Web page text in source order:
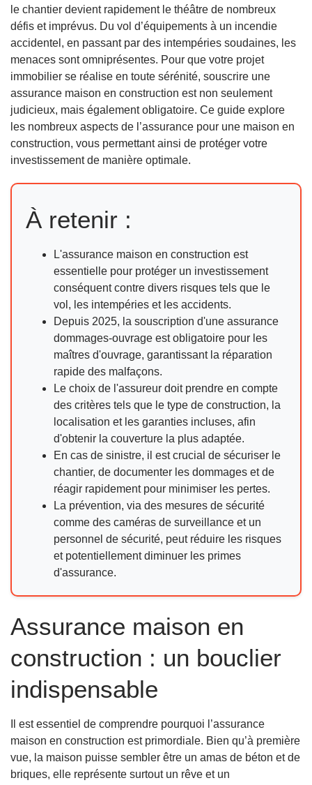
le chantier devient rapidement le théâtre de nombreux
défis et imprévus. Du vol d’équipements à un incendie
accidentel, en passant par des intempéries soudaines, les
menaces sont omniprésentes. Pour que votre projet
immobilier se réalise en toute sérénité, souscrire une
assurance maison en construction est non seulement
judicieux, mais également obligatoire. Ce guide explore
les nombreux aspects de l’assurance pour une maison en
construction, vous permettant ainsi de protéger votre
investissement de manière optimale.
À retenir :
L'assurance maison en construction est
essentielle pour protéger un investissement
conséquent contre divers risques tels que le
vol, les intempéries et les accidents.
Depuis 2025, la souscription d'une assurance
dommages-ouvrage est obligatoire pour les
maîtres d'ouvrage, garantissant la réparation
rapide des malfaçons.
Le choix de l'assureur doit prendre en compte
des critères tels que le type de construction, la
localisation et les garanties incluses, afin
d'obtenir la couverture la plus adaptée.
En cas de sinistre, il est crucial de sécuriser le
chantier, de documenter les dommages et de
réagir rapidement pour minimiser les pertes.
La prévention, via des mesures de sécurité
comme des caméras de surveillance et un
personnel de sécurité, peut réduire les risques
et potentiellement diminuer les primes
d'assurance.
Assurance maison en
construction : un bouclier
indispensable
Il est essentiel de comprendre pourquoi l’assurance
maison en construction est primordiale. Bien qu’à première
vue, la maison puisse sembler être un amas de béton et de
briques, elle représente surtout un rêve et un